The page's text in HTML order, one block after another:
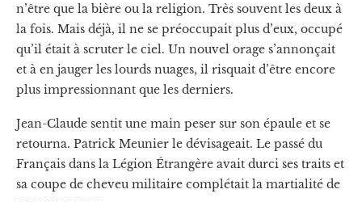
n’être que la bière ou la religion. Très souvent les deux à
la fois. Mais déjà, il ne se préoccupait plus d’eux, occupé
qu’il était à scruter le ciel. Un nouvel orage s’annonçait
et à en jauger les lourds nuages, il risquait d’être encore
plus impressionnant que les derniers.
Jean-Claude sentit une main peser sur son épaule et se
retourna. Patrick Meunier le dévisageait. Le passé du
Français dans la Légion Étrangère avait durci ses traits et
sa coupe de cheveu militaire complétait la martialité de